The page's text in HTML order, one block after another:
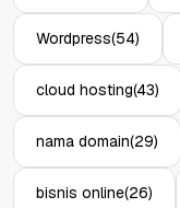
Wordpress(54)
cloud hosting(43)
nama domain(29)
bisnis online(26)